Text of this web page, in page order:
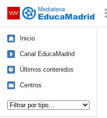
Saltar navegación
Inicio
Canal EducaMadrid
Últimos contenidos
Centros